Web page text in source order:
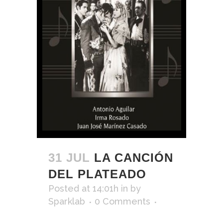
31 JUL LA CANCIÓN
DEL PLATEADO
Posted at 14:01h in by
Sparklab
0 Comments